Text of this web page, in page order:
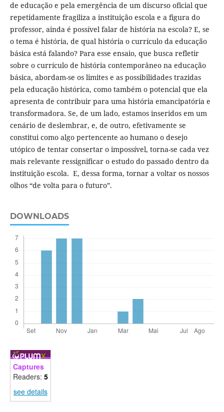
de educação e pela emergência de um discurso oficial que
repetidamente fragiliza a instituição escola e a figura do
professor, ainda é possível falar de história na escola? E, se
o tema é história, de qual história o currículo da educação
básica está falando? Para esse ensaio, que busca refletir
sobre o currículo de história contemporâneo na educação
básica, abordam-se os limites e as possibilidades trazidas
pela educação histórica, como também o potencial que ela
apresenta de contribuir para uma história emancipatória e
transformadora. Se, de um lado, estamos inseridos em um
cenário de deslembrar, e, de outro, efetivamente se
constitui como algo pertencente ao humano o desejo
utópico de tentar consertar o impossível, torna-se cada vez
mais relevante ressignificar o estudo do passado dentro da
instituição escola. E, dessa forma, tornar a voltar os nossos
olhos “de volta para o futuro”.
DOWNLOADS
Captures
Readers: 5
see details